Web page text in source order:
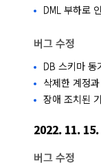
DML 부하로
버그 수정
DB 스키마 동
삭제한 계정
장애 조치된
2022. 11. 15.
버그 수정